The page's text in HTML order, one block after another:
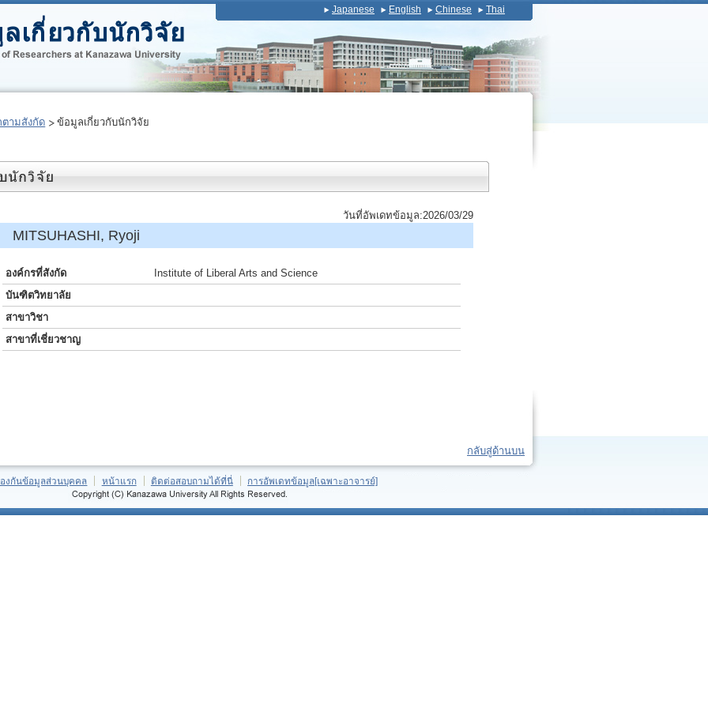
Japanese English Chinese Thai
ตามสังกัด ข้อมูลเกี่ยวกับนักวิจัย
วันที่อัพเดทข้อมูล:2026/03/29
Ryoji
องค์กรที่สังกัด
Institute of Liberal Arts and Science
บันฑิตวิทยาลัย
สาขาวิชา
สาขาที่เชี่ยวชาญ
กลับสู่ด้านบน
งกันข้อมูลส่วนบุคคล หน้าแรก ติดต่อสอบถามได้ที่นี่ การอัพเดทข้อมูล[เฉพาะอาจารย์]